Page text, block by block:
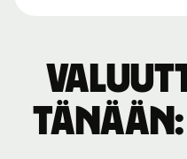
tänään: